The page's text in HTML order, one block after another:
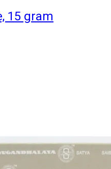
15 gram